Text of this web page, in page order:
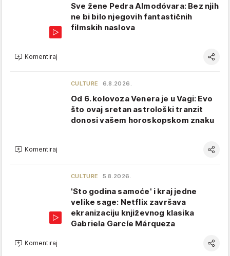
Sve žene Pedra Almodóvara: Bez njih
ne bi bilo njegovih fantastičnih
filmskih naslova
Komentiraj
CULTURE 6.8.2026.
Od 6. kolovoza Venera je u Vagi: Evo
što ovaj sretan astrološki tranzit
donosi vašem horoskopskom znaku
Komentiraj
CULTURE 5.8.2026.
'Sto godina samoće' i kraj jedne
velike sage: Netflix završava
ekranizaciju književnog klasika
Gabriela Garcíe Márqueza
Komentiraj